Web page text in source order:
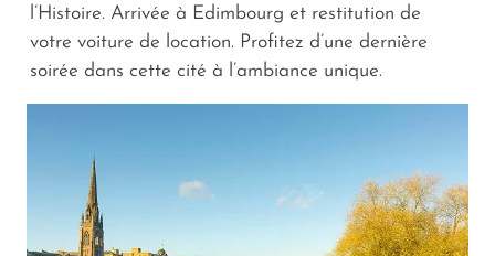
l’Histoire. Arrivée à Edimbourg et restitution de
votre voiture de location. Profitez d’une dernière
soirée dans cette cité à l’ambiance unique.